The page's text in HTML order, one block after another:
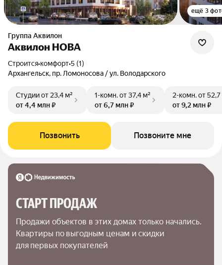
ещё 3
Группа Аквилон
Аквилон НОВА
Строится•комфорт•5 (1)
Архангельск, пр. Ломоносова / ул. Володарского
Студииот 23,4 м²
от 4,4 млн ₽
1-комн.от 37,4 м²
от 6,7 млн ₽
2-комн.от 52,7
от 9,2 млн ₽
Позвонить Позвоните мне
СТАРТ ПРОДАЖ
Продажи объектов в этих домах только начались.
Квартиры по выгодным ценам и скидки
для первых покупателей